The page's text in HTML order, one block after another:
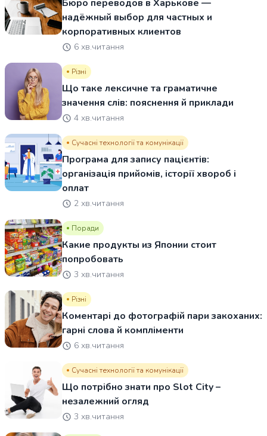
Бюро переводов в Харькове —
надёжный выбор для частных и
корпоративных клиентов
6 хв.читання
Різні
Що таке лексичне та граматичне
значення слів: пояснення й приклади
4 хв.читання
Сучасні технології та комунікації
Програма для запису пацієнтів:
організація прийомів, історії хвороб і
оплат
2 хв.читання
Поради
Какие продукты из Японии стоит
попробовать
3 хв.читання
Різні
Коментарі до фотографій пари закоханих:
гарні слова й компліменти
6 хв.читання
Сучасні технології та комунікації
Що потрібно знати про Slot City –
незалежний огляд
3 хв.читання